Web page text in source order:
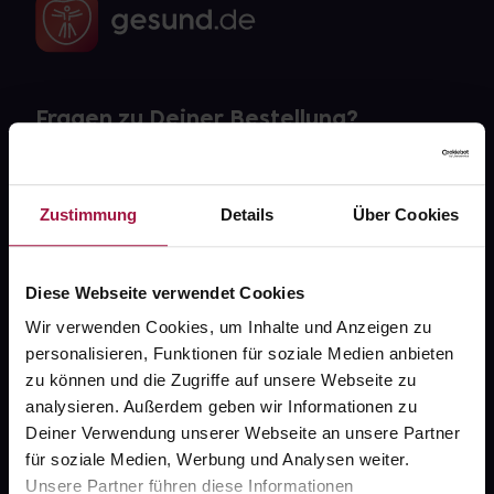
Zustimmung Details Über Cookies
Diese Webseite verwendet Cookies
Wir verwenden Cookies, um Inhalte und Anzeigen zu
personalisieren, Funktionen für soziale Medien anbieten
zu können und die Zugriffe auf unsere Webseite zu
analysieren. Außerdem geben wir Informationen zu
Deiner Verwendung unserer Webseite an unsere Partner
für soziale Medien, Werbung und Analysen weiter.
Unsere Partner führen diese Informationen
Fragen zu Deiner Bestellung?
Kontakt
FAQ
Widerrufsformular
gesund.de
Über uns
Karriere